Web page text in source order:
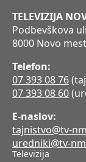
TELEVIZIJA
Podbevškova
8000 Novo
Telefon:
07 393 08 76
07 393 08 60
E-naslov:
tajnistvo@tv-
uredniki@tv-
Televizija